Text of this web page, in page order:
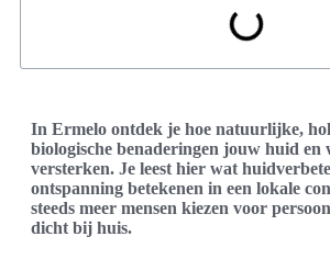
In Ermelo ontdek je hoe natuurlijke,
biologische benaderingen jouw huid en
versterken. Je leest hier wat
ontspanning betekenen in een lokale
steeds meer mensen kiezen voor
dicht bij huis.